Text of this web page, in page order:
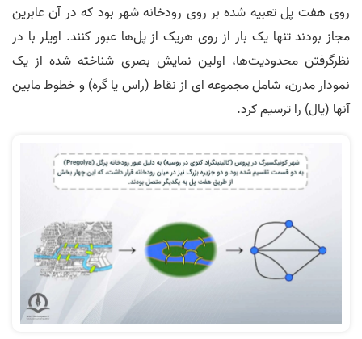
روی هفت پل تعبیه شده بر روی رودخانه شهر بود که در آن عابرین
مجاز بودند تنها یک بار از روی هریک از پل‌ها عبور کنند. اویلر با در
نظرگرفتن محدودیت­‌ها، اولین نمایش بصری شناخته شده از یک
نمودار مدرن، شامل مجموعه ای از نقاط (راس یا گره) و خطوط مابین
آن­ها (یال) را ترسیم کرد.